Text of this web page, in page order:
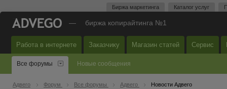
Биржа маркетинга Каталог услуг
— биржа копирайтинга №1
Работа в интернете Заказчику Магазин статей Сервис
Все форумы Новые сообщения
Адвего Форум Все форумы Адвего Новости Адвего